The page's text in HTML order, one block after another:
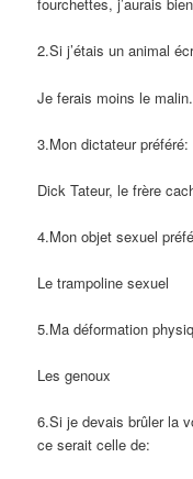
fourchettes, j’aurais
2.Si j’étais un animal
Je ferais moins le malin.
3.Mon dictateur préféré:
Dick Tateur, le frère
4.Mon objet sexuel
Le trampoline sexuel
5.Ma déformation
Les genoux
6.Si je devais brûler la
ce serait celle de: